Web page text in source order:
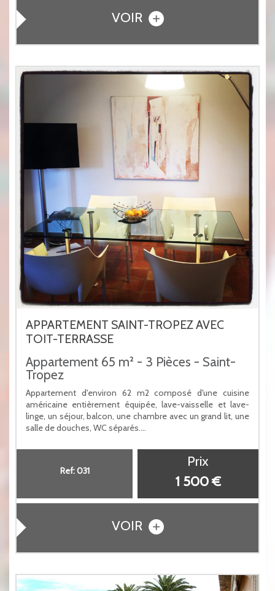
VOIR
APPARTEMENT SAINT-TROPEZ AVEC
TOIT-TERRASSE
Appartement 65 m² - 3 Pièces - Saint-
Tropez
Appartement d'environ 62 m2 composé d'une cuisine
américaine entièrement équipée, lave-vaisselle et lave-
linge, un séjour, balcon, une chambre avec un grand lit, une
salle de douches, WC séparés....
Ref: 031
Prix
1 500 €
VOIR